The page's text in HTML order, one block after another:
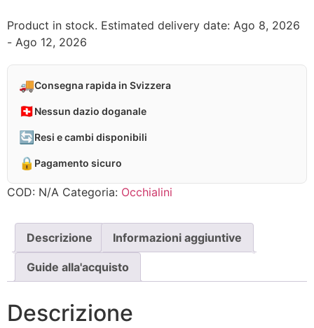
Product in stock. Estimated delivery date: Ago 8, 2026
- Ago 12, 2026
🚚Consegna rapida in Svizzera
🇨🇭 Nessun dazio doganale
🔄 Resi e cambi disponibili
🔒 Pagamento sicuro
COD: N/A Categoria: Occhialini
Descrizione Informazioni aggiuntive
Guide alla'acquisto
Descrizione